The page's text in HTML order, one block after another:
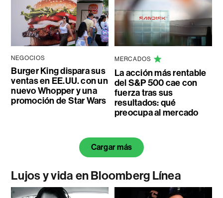
NEGOCIOS
Burger King dispara sus
ventas en EE.UU. con un
nuevo Whopper y una
promoción de Star Wars
MERCADOS
La acción más rentable
del S&P 500 cae con
fuerza tras sus
resultados: qué
preocupa al mercado
Cargar más
Lujos y vida en Bloomberg Línea